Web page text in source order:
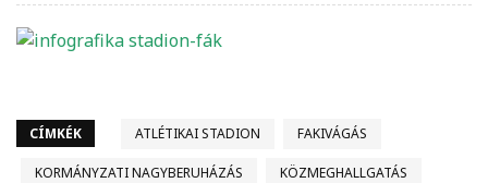
CÍMKÉK ATLÉTIKAI STADION FAKIVÁGÁS
KORMÁNYZATI NAGYBERUHÁZÁS KÖZMEGHALLGATÁS